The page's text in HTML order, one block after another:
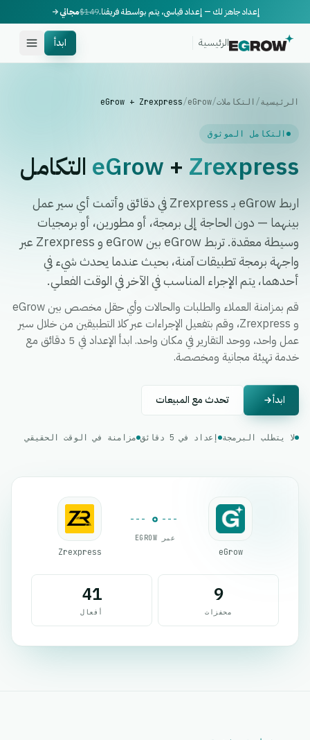
إعداد جاهز لك — إعداد قياسي، يتم بواسطة فريقنا.$149مجاني
الرئيسية ابدأ
الرئيسية/ التكاملات/
eGrow
/
eGrow + Zrexpress
التكامل الموثوق
eGrow + Zrexpress التكامل
اربط eGrow بـ Zrexpress في دقائق وأتمت أي سير عمل
بينهما — دون الحاجة إلى برمجة، أو مطورين، أو برمجيات
وسيطة معقدة. تربط eGrow بين eGrow و Zrexpress عبر
واجهة برمجة تطبيقات آمنة، بحيث عندما يحدث شيء في
أحدهما، يتم الإجراء المناسب في الآخر في الوقت الفعلي.
قم بمزامنة العملاء والطلبات والحالات وأي حقل مخصص بين eGrow
و Zrexpress، وقم بتفعيل الإجراءات عبر كلا التطبيقين من خلال سير
عمل واحد، ووحد التقارير في مكان واحد. ابدأ الإعداد في 5 دقائق مع
خدمة تهيئة مجانية ومخصصة.
ابدأ تحدث مع المبيعات
لا يتطلب البرمجة إعداد في 5 دقائق مزامنة في الوقت الحقيقي
eGrow
عبر EGROW
Zrexpress
9
محفزات
41
أفعال